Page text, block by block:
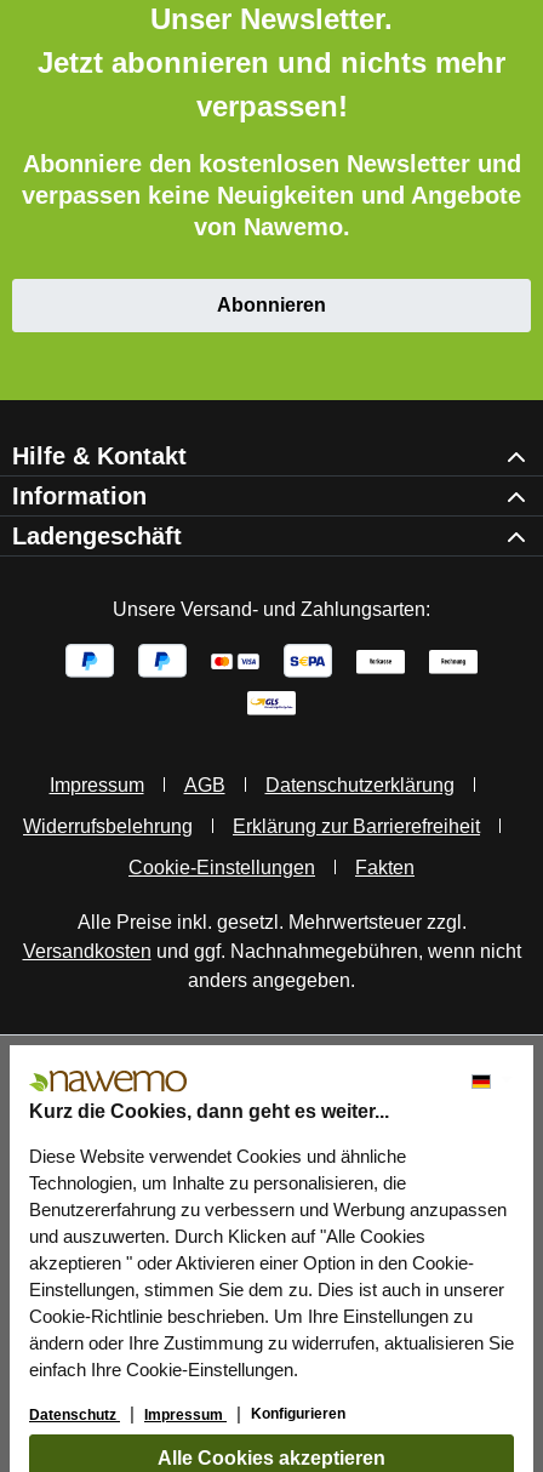
Kurz die Cookies, dann geht es weiter...
Diese Website verwendet Cookies und ähnliche
Technologien, um Inhalte zu personalisieren, die
Benutzererfahrung zu verbessern und Werbung anzupassen
und auszuwerten. Durch Klicken auf "Alle Cookies
akzeptieren " oder Aktivieren einer Option in den Cookie-
Einstellungen, stimmen Sie dem zu. Dies ist auch in unserer
Cookie-Richtlinie beschrieben. Um Ihre Einstellungen zu
ändern oder Ihre Zustimmung zu widerrufen, aktualisieren Sie
einfach Ihre Cookie-Einstellungen.
Datenschutz Impressum Konfigurieren
Alle Cookies akzeptieren
Unser Newsletter.
Jetzt abonnieren und nichts mehr
verpassen!
Abonniere den kostenlosen Newsletter und
verpassen keine Neuigkeiten und Angebote
von Nawemo.
Abonnieren
Hilfe & Kontakt
Information
Ladengeschäft
Unsere Versand- und Zahlungsarten:
Impressum AGB
Datenschutzerklärung
Widerrufsbelehrung
Erklärung zur Barrierefreiheit
Cookie-Einstellungen
Fakten
Alle Preise inkl. gesetzl. Mehrwertsteuer zzgl.
Versandkosten und ggf. Nachnahmegebühren, wenn nicht
anders angegeben.